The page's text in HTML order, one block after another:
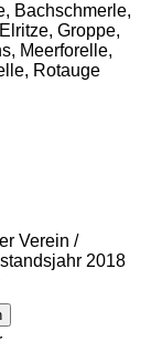
Bachschmerle,
Groppe,
Meerforelle,
Rotauge
Verein /
2018